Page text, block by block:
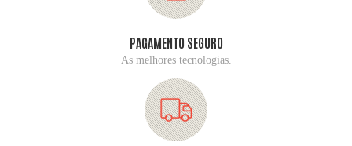
PAGAMENTO SEGURO
As melhores tecnologias.